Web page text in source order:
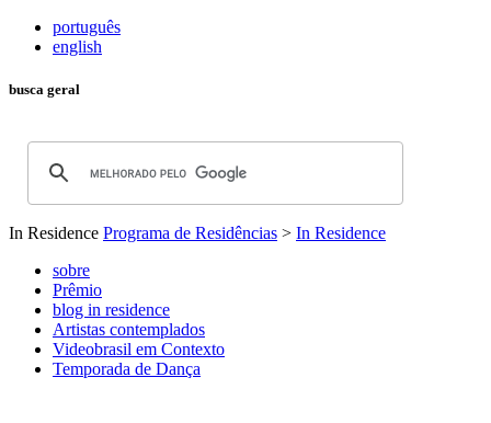
português
english
busca geral
In Residence Programa de Residências > In Residence
sobre
Prêmio
blog in residence
Artistas contemplados
Videobrasil em Contexto
Temporada de Dança